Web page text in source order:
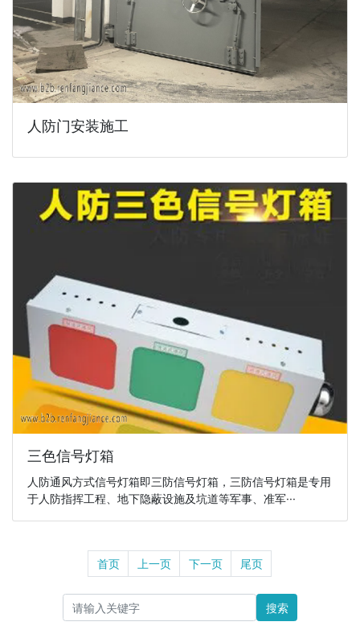
人防门安装施工
三色信号灯箱
人防通风方式信号灯箱即三防信号灯箱，三防信号灯箱是专用
于人防指挥工程、地下隐蔽设施及坑道等军事、准军···
首页 上一页 下一页 尾页
搜索